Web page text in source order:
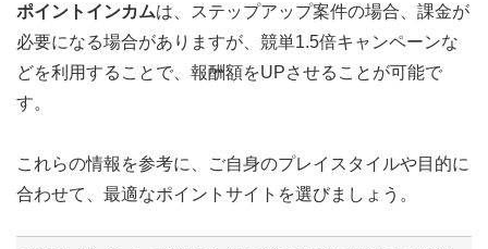
ポイントインカムは、ステップアップ案件の場合、課金が
必要になる場合がありますが、競単1.5倍キャンペーンな
どを利用することで、報酬額をUPさせることが可能で
す。
これらの情報を参考に、ご自身のプレイスタイルや目的に
合わせて、最適なポイントサイトを選びましょう。